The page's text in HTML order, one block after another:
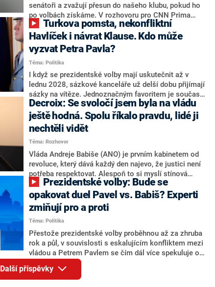
námi navíc nechodí do debat. Chceme ale ukazovat
svoje témata,“ odpověděl Grolich na dotaz CNN Prima
NEWS.
senátoři a zvažují přesun do našeho klubu, pokud ho
po volbách získáme. V rozhovoru pro CNN Prima
NEWS to řekl zakladatel hnutí a jihočeský hejtman
Martin Kuba. Konkrétní nebyl, ale získat by takto mohl
například senátora Zdeňka Hrabu, který je dnes
součástí klubu ODS a TOP 09. Hraba to na dotaz
redakce nevyloučil. Předseda klubu senátorů ODS
Zdeněk Nytra redakci řekl, že počítá s odchodem
některých senátorů z klubu a že Naše Česko není
nepřítel, ale soupeř.
Havlíček i návrat Klause. Kdo může
vyzvat Petra Pavla?
Téma: Politika
I když se prezidentské volby mají uskutečnit až v
lednu 2028, sázkové kanceláře už delší dobu přijímají
sázky na vítěze. Jednoznačným favoritem je současná
hlava státu Petr Pavel. Daleko za ním pak bookmakeři
zmiňují dva výrazné politiky ANO, tedy premiéra
Andreje Babiše a ministra průmyslu Karla Havlíčka.
Oblíbeným tipem samotných sázkařů je poslanec za
Motoristy Filip Turek. Politolog Jan Kubáček nicméně
o případné kandidatuře kohokoliv ze zmíněné trojice
značně pochybuje. Podle něj současná koalice dosud
nemá osobu, která by Pavlovi mohla konkurovat.
Decroix: Se svoločí jsem byla na vládu
ještě hodná. Spolu říkalo pravdu, lidé ji
nechtěli vidět
Téma: Rozhovor
Vláda Andreje Babiše (ANO) je prvním kabinetem od
revoluce, který dává každý den najevo, že justici není
potřeba respektovat. Alespoň to si myslí stínová
ministryně spravedlnosti ODS Eva Decroix. V
rozhovoru pro CNN Prima NEWS si nebrala servítky
ohledně politického výkonu svého nástupce Jeronýma
Tejce (za ANO) či vládní zmocněnkyně pro lidská
práva Taťány Malé (ANO). Označením „svoloč“ na
adresu vlády prý byla ještě hodná. Decroix se také
vrátila k volební porážce koalice Spolu či promluvila o
hnutí Naše Česko Martina Kuby.
opakovat duel Pavel vs. Babiš? Experti
zmiňují pro a proti
Téma: Politika
Přestože prezidentské volby proběhnou až za zhruba
rok a půl, v souvislosti s eskalujícím konfliktem mezi
vládou a Petrem Pavlem se čím dál více spekuluje o
tom, koho by do bitvy o Hrad mohla vyslat současná
koalice. Někteří političtí komentátoři znovu vytahují
jméno premiéra Andreje Babiše (ANO). Jak moc je
Další příspěvky